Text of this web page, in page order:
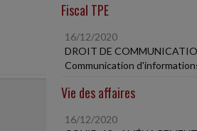
Fiscal TPE
16/12/2020
DROIT DE
Communication
Vie des affaires
16/12/2020